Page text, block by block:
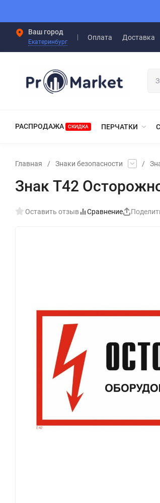
Ваш город
Екатеринбург
Оплата Доставка
РАСПРОДАЖА СКИДКА ПЕРЧАТКИ
Главная / Знаки безопасности /
Знак T42
Оставить отзыв Сравнение